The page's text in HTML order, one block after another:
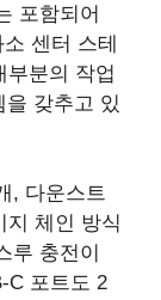
포함되어
센터 스테
부분의 작업
갖추고 있
, 다운스트
지 체인 방식
루 충전이
C 포트도 2